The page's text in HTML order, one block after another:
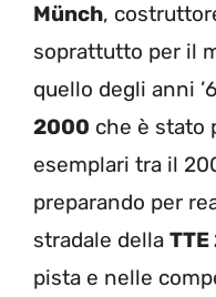
Münch,
soprattutto per il
quello degli anni
2000 che è stato
esemplari tra il
preparando per
stradale della TTE
pista e nelle